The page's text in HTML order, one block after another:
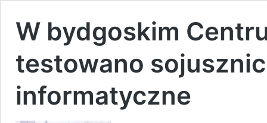
W bydgoskim
testowano
informatyczne